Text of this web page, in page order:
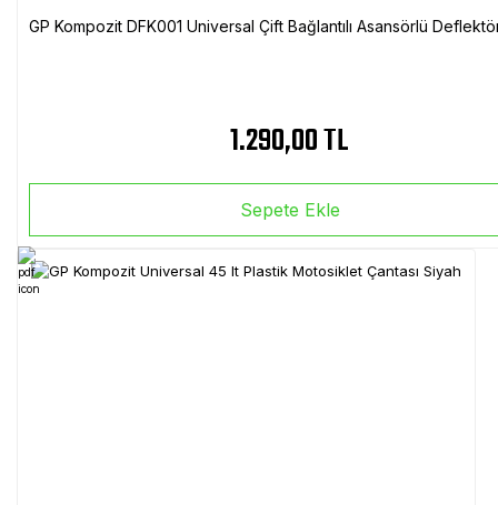
GP Kompozit DFK001 Universal Çift Bağlantılı Asansörlü
1.290,00 TL
Sepete Ekle